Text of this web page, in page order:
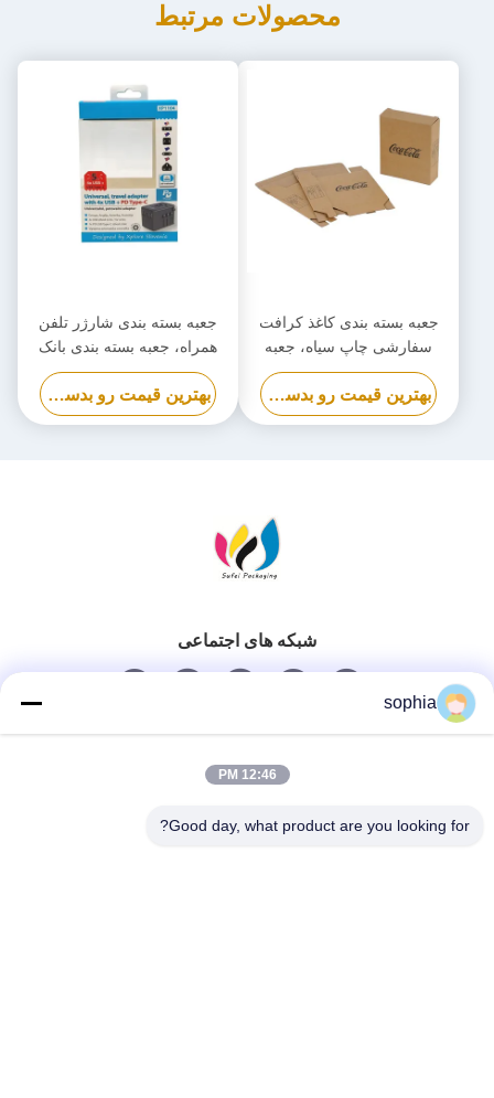
محصولات مرتبط
جعبه بسته بندی کاغذ کرافت
سفارشی چاپ سیاه، جعبه
کارتن سازگار با محیط زیست
بهترین قیمت رو بدست بیار
جعبه بسته بندی شارژر تلفن
همراه، جعبه بسته بندی بانک
قدرت زیست تخریب پذیر
سفارشی
بهترین قیمت رو بدست بیار
شبکه های اجتماعی
تماس سریع
sophia
12:46 PM
Good day, what product are you looking for?